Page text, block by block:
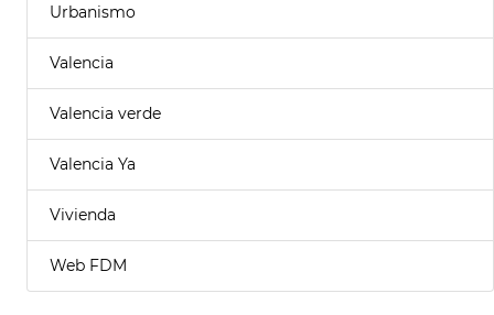
Urbanismo
Valencia
Valencia verde
Valencia Ya
Vivienda
Web FDM